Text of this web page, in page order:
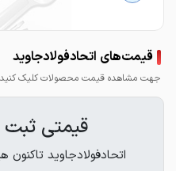
قیمت‌های اتحادفولادجاوید
جهت مشاهده قیمت محصولات کلیک
قیمتی
اتحادفولادجاوید